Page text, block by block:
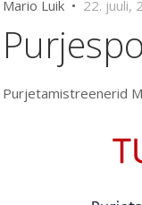
Mario Luik • 22. juuli,
Purjetamistreenerid